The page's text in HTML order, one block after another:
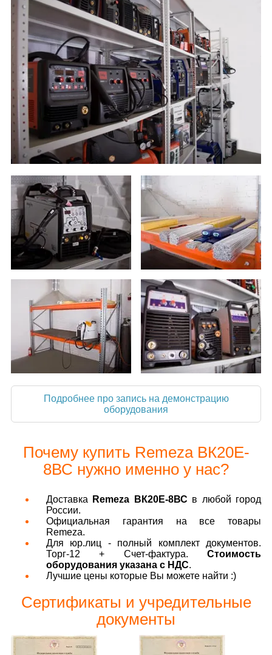
Подробнее про запись на демонстрацию
оборудования
Почему купить Remeza ВК20E-
8ВС нужно именно у нас?
Доставка Remeza ВК20E-8ВС в любой город
России.
Официальная гарантия на все товары
Remeza.
Для юр.лиц - полный комплект документов.
Торг-12 + Счет-фактура. Стоимость
оборудования указана с НДС.
Лучшие цены которые Вы можете найти :)
Сертификаты и учредительные
документы